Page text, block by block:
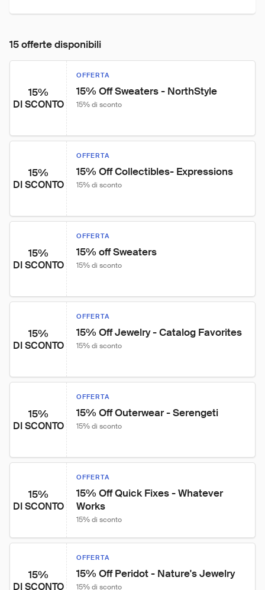
15 offerte disponibili
15%
DI SCONTO
OFFERTA
15% Off Sweaters - NorthStyle
15% di sconto
15%
DI SCONTO
OFFERTA
15% Off Collectibles- Expressions
15% di sconto
15%
DI SCONTO
OFFERTA
15% off Sweaters
15% di sconto
15%
DI SCONTO
OFFERTA
15% Off Jewelry - Catalog Favorites
15% di sconto
15%
DI SCONTO
OFFERTA
15% Off Outerwear - Serengeti
15% di sconto
15%
DI SCONTO
OFFERTA
15% Off Quick Fixes - Whatever
Works
15% di sconto
15%
DI SCONTO
OFFERTA
15% Off Peridot - Nature's Jewelry
15% di sconto